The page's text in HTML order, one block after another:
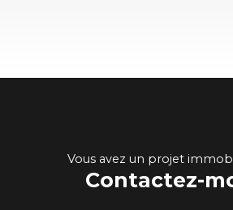
Vous avez un projet
Contactez-